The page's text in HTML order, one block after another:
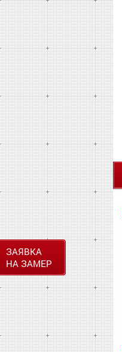
ЗАЯВКА
НА ЗАМЕР